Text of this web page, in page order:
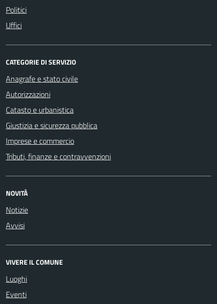
Politici
Uffici
CATEGORIE DI SERVIZIO
Anagrafe e stato civile
Autorizzazioni
Catasto e urbanistica
Giustizia e sicurezza pubblica
Imprese e commercio
Tributi, finanze e contravvenzioni
NOVITÀ
Notizie
Avvisi
VIVERE IL COMUNE
Luoghi
Eventi